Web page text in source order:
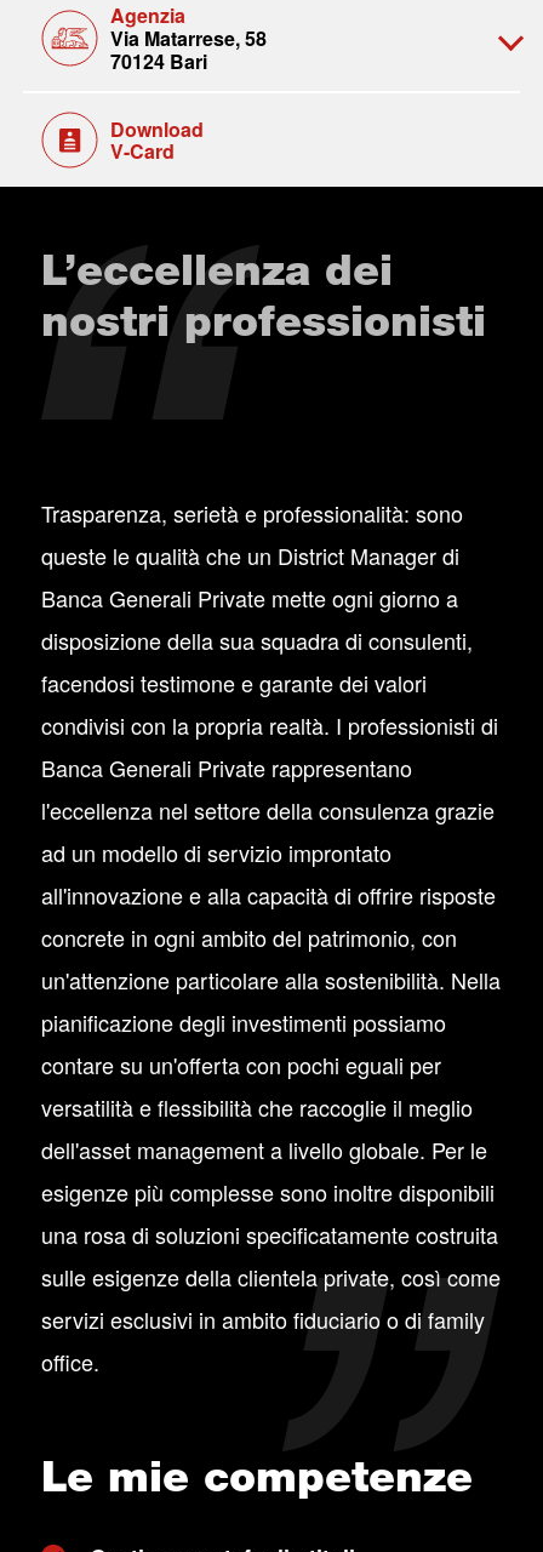
Agenzia
Via Matarrese, 58
70124 Bari
Download
V-Card
L’eccellenza dei
nostri professionisti
Trasparenza, serietà e professionalità: sono
queste le qualità che un District Manager di
Banca Generali Private mette ogni giorno a
disposizione della sua squadra di consulenti,
facendosi testimone e garante dei valori
condivisi con la propria realtà. I professionisti di
Banca Generali Private rappresentano
l'eccellenza nel settore della consulenza grazie
ad un modello di servizio improntato
all'innovazione e alla capacità di offrire risposte
concrete in ogni ambito del patrimonio, con
un'attenzione particolare alla sostenibilità. Nella
pianificazione degli investimenti possiamo
contare su un'offerta con pochi eguali per
versatilità e flessibilità che raccoglie il meglio
dell'asset management a livello globale. Per le
esigenze più complesse sono inoltre disponibili
una rosa di soluzioni specificatamente costruita
sulle esigenze della clientela private, così come
servizi esclusivi in ambito fiduciario o di family
office.
Le mie competenze